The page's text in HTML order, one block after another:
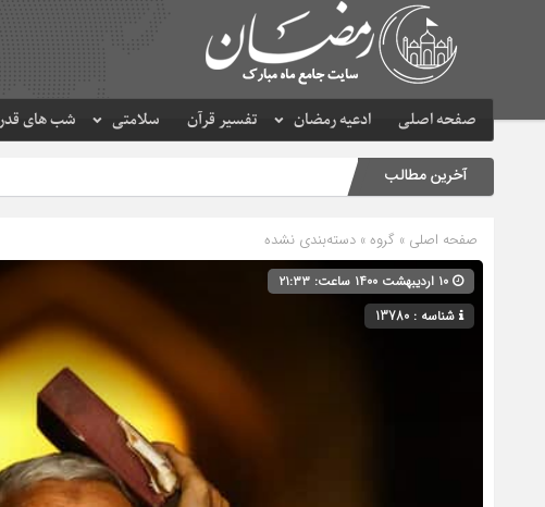
صفحه اصلی ادعیه رمضان تفسیر قرآن سلامتی شب های قدر
آخرین مطالب
صفحه اصلی » گروه » دسته‌بندی نشده
شناسه : 13780